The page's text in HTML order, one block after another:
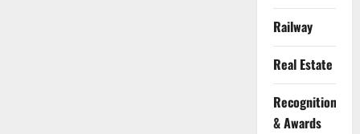
Railway
Real Estate
Recognition
& Awards